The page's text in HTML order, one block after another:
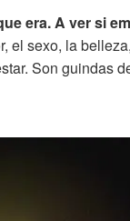
era. A ver si
el sexo, la
Son guindas